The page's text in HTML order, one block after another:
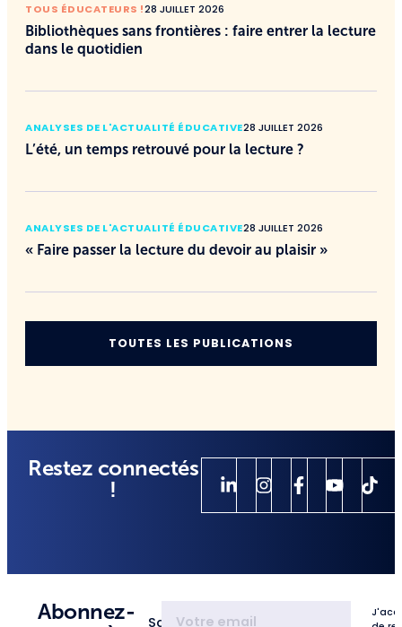
TOUS ÉDUCATEURS !28 JUILLET 2026
Bibliothèques sans frontières : faire entrer la lecture
dans le quotidien
ANALYSES DE L'ACTUALITÉ ÉDUCATIVE28 JUILLET 2026
L’été, un temps retrouvé pour la lecture ?
ANALYSES DE L'ACTUALITÉ ÉDUCATIVE28 JUILLET 2026
« Faire passer la lecture du devoir au plaisir »
TOUTES LES PUBLICATIONS
Restez connectés
!
Abonnez-
Saisissez